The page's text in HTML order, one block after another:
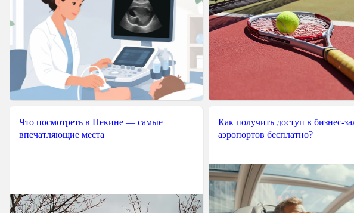
Что посмотреть в Пекине — самые
впечатляющие места
Как получить доступ в бизнес-
аэропортов бесплатно?